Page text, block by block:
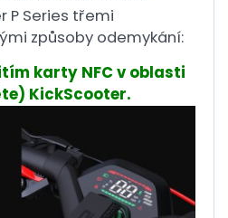
P Series třemi
způsoby odemykání:
karty NFC v oblasti
KickScooter.